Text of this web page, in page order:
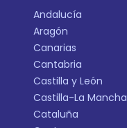
Andalucía
Aragón
Canarias
Cantabria
Castilla y León
Castilla-La Mancha
Cataluña